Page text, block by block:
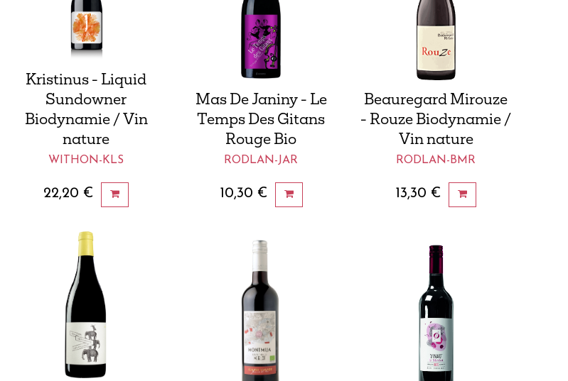
Kristinus - Liquid
Sundowner
Biodynamie / Vin
nature
WITHON-KLS
22,20 €
Mas De Janiny - Le
Temps Des Gitans
Rouge Bio
RODLAN-JAR
10,30 €
Beauregard Mirouze
- Rouze Biodynamie /
Vin nature
RODLAN-BMR
13,30 €